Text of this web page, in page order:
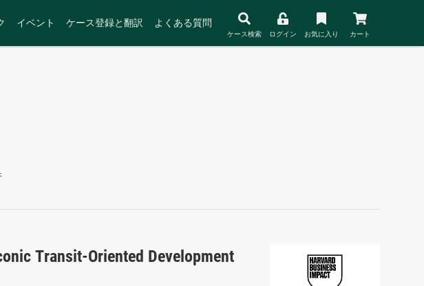
イベント ケース登録と翻訳 よくある質問
ケース検索 ログイン お気に入り カート
Transit-Oriented Development